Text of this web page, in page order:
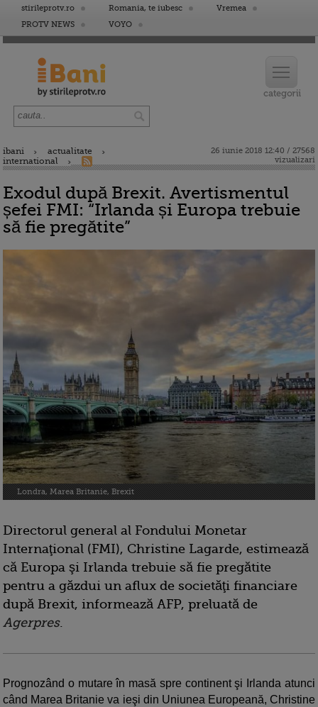
stirileprotv.ro Romania, te iubesc
Vremea
PROTV NEWS
VOYO
ibani
actualitate
international
26 iunie 2018 12:40 / 27568
vizualizari
Exodul după Brexit. Avertismentul
șefei FMI: “Irlanda și Europa trebuie
să fie pregătite”
Londra, Marea Britanie, Brexit
Directorul general al Fondului Monetar
Internaţional (FMI), Christine Lagarde, estimează
că Europa şi Irlanda trebuie să fie pregătite
pentru a găzdui un aflux de societăţi financiare
după Brexit, informează AFP, preluată de
Agerpres.
Prognozând o mutare în masă spre continent şi Irlanda atunci
când Marea Britanie va ieşi din Uniunea Europeană, Christine